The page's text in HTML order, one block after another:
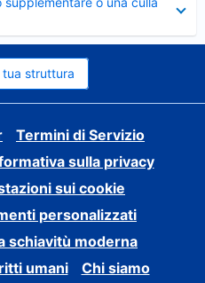
tua struttura
Termini di Servizio
sulla privacy
sui cookie
personalizzati
schiavitù moderna
umani
Chi siamo